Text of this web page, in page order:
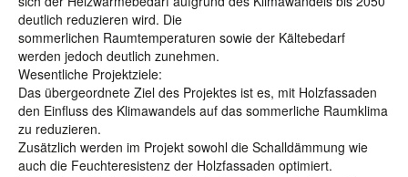
deutlich reduzieren wird. Die
sommerlichen Raumtemperaturen sowie der Kältebedarf
werden jedoch deutlich zunehmen.
Wesentliche Projektziele:
Das übergeordnete Ziel des Projektes ist es, mit Holzfassaden
den Einfluss des Klimawandels auf das sommerliche Raumklima
zu reduzieren.
Zusätzlich werden im Projekt sowohl die Schalldämmung wie
auch die Feuchteresistenz der Holzfassaden optimiert.